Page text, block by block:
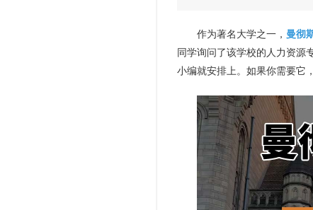
作为著名大学之一， 曼彻
同学询问了该学校的人力资源
小编就安排上。如果你需要它